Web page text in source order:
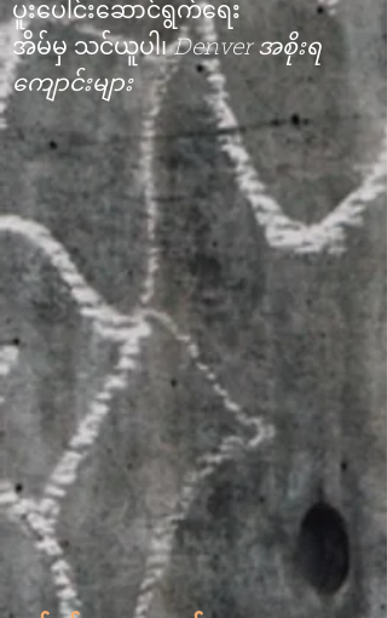
ပူးပေါင်းဆောင်ရွက်ရေး
အိမ်မှ သင်ယူပါ၊Denver အစိုးရ
ကျောင်းများ